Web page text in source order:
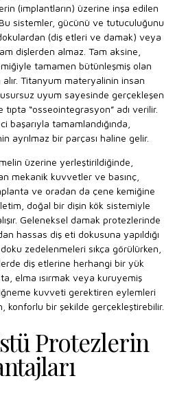
(implantların) üzerine inşa edilen
sistemler, gücünü ve tutuculuğunu
(diş etleri ve damak) veya
dişlerden almaz. Tam aksine,
tamamen bütünleşmiş olan
Titanyum materyalinin insan
uyum sayesinde gerçekleşen
“osseointegrasyon” adı verilir.
başarıyla tamamlandığında,
ayrılmaz bir parçası haline gelir.
üzerine yerleştirildiğinde,
mekanik kuvvetler ve basınç,
ve oradan da çene kemiğine
doğal bir dişin kök sistemiyle
Geleneksel damak protezlerinde
hassas diş eti dokusuna yapıldığı
zedelenmeleri sıkça görülürken,
diş etlerine herhangi bir yük
elma ısırmak veya kuruyemiş
kuvveti gerektiren eylemleri
konforlu bir şekilde gerçekleştirebilir.
Protezlerin